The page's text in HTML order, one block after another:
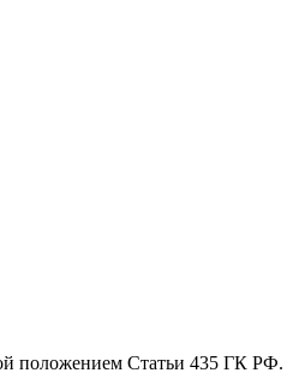
положением Статьи 435 ГК РФ.